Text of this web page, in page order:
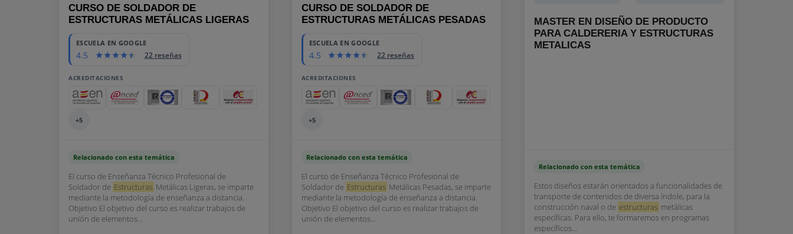
CURSO DE SOLDADOR DE
ESTRUCTURAS METÁLICAS LIGERAS
ESCUELA EN GOOGLE
4.5 22 reseñas
ACREDITACIONES
+5
Relacionado con esta temática
El curso de Enseñanza Técnico Profesional de
Soldador de Estructuras Metálicas Ligeras, se imparte
mediante la metodología de enseñanza a distancia.
Objetivo El objetivo del curso es realizar trabajos de
unión de elementos...
CURSO DE SOLDADOR DE
ESTRUCTURAS METÁLICAS PESADAS
ESCUELA EN GOOGLE
4.5 22 reseñas
ACREDITACIONES
+5
Relacionado con esta temática
El curso de Enseñanza Técnico Profesional de
Soldador de Estructuras Metálicas Pesadas, se imparte
mediante la metodología de enseñanza a distancia.
Objetivo El objetivo del curso es realizar trabajos de
unión de elementos...
MASTER EN DISEÑO DE PRODUCTO
PARA CALDERERIA Y ESTRUCTURAS
METALICAS
Relacionado con esta temática
Estos diseños estarán orientados a funcionalidades de
transporte de contenidos de diversa índole, para la
construcción naval o de estructuras metálicas
específicas. Para ello, te formaremos en programas
específicos...